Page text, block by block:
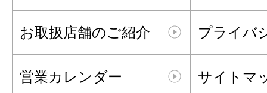
お取扱店舗のご紹介 プライバ
営業カレンダー サイトマ